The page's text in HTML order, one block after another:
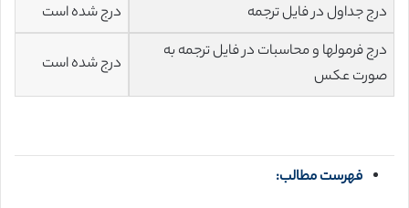
درج جداول در فایل ترجمه
درج شده است
درج فرمولها و محاسبات در فایل ترجمه به
صورت عکس
درج شده است
فهرست مطالب: